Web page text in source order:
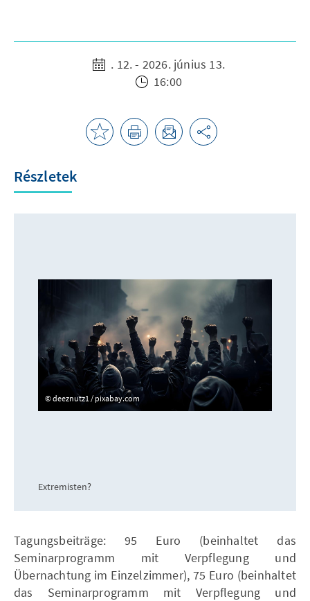
. 12. - 2026. június 13.
16:00
Részletek
deeznutz1 / pixabay.com
Extremisten?
Tagungsbeiträge: 95 Euro (beinhaltet das
Seminarprogramm mit Verpflegung und
Übernachtung im Einzelzimmer), 75 Euro (beinhaltet
das Seminarprogramm mit Verpflegung und